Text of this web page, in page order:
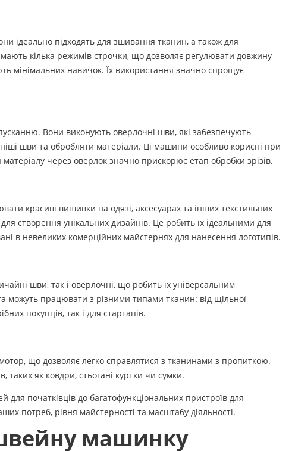
ідеально підходять для зшивання тканин, а також для
кілька режимів строчки, що дозволяє регулювати довжину
мінімальних навичок. Їх використання значно спрощує
Вони виконують оверлочні шви, які забезпечують
шви та обробляти матеріали. Ці машини особливо корисні при
через оверлок значно прискорює етап обробки зрізів.
красиві вишивки на одязі, аксесуарах та інших текстильних
створення унікальних дизайнів. Це робить їх ідеальними для
в невеликих комерційних майстернях для нанесення логотипів.
шви, так і оверлочні, що робить їх універсальним
можуть працювати з різними типами тканин: від щільної
покупців, так і для стартапів.
що дозволяє легко справлятися з тканинами з пропиткою.
таких як ковдри, стьогані куртки чи сумки.
початківців до багатофункціональних пристроїв для
потреб, рівня майстерності та масштабу діяльності.
машинку